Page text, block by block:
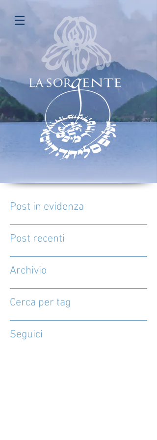
Post in evidenza
Post recenti
Archivio
Cerca per tag
Seguici